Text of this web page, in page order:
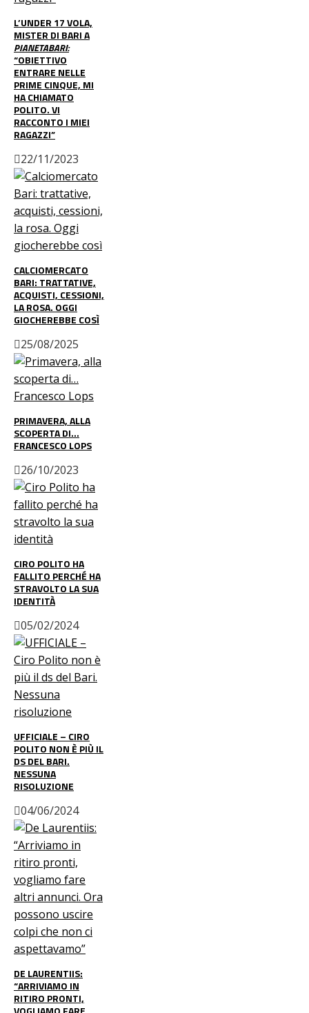
L’UNDER 17 VOLA,
MISTER DI BARI A
PIANETABARI:
“OBIETTIVO
ENTRARE NELLE
PRIME CINQUE, MI
HA CHIAMATO
POLITO. VI
RACCONTO I MIEI
RAGAZZI”
22/11/2023
CALCIOMERCATO
BARI: TRATTATIVE,
ACQUISTI, CESSIONI,
LA ROSA. OGGI
GIOCHEREBBE COSÌ
25/08/2025
PRIMAVERA, ALLA
SCOPERTA DI…
FRANCESCO LOPS
26/10/2023
CIRO POLITO HA
FALLITO PERCHÉ HA
STRAVOLTO LA SUA
IDENTITÀ
05/02/2024
UFFICIALE – CIRO
POLITO NON È PIÙ IL
DS DEL BARI.
NESSUNA
RISOLUZIONE
04/06/2024
DE LAURENTIIS:
“ARRIVIAMO IN
RITIRO PRONTI,